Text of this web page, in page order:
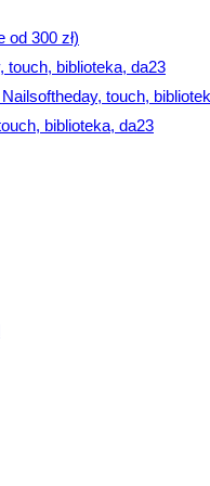
od 300 zł)
touch, biblioteka, da23
touch,
biblioteka, da23